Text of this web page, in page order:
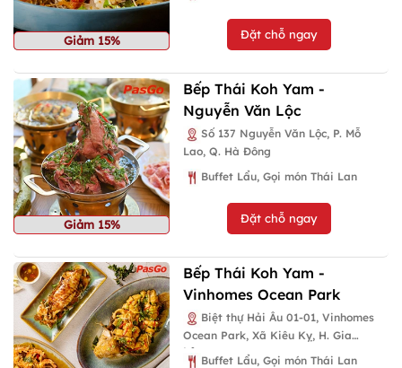
Giảm 15% Đặt chỗ ngay
Giảm 15%
Bếp Thái Koh Yam -
Nguyễn Văn Lộc
Số 137 Nguyễn Văn Lộc, P. Mỗ
Lao, Q. Hà Đông
Buffet Lẩu, Gọi món Thái Lan
Đặt chỗ ngay
Bếp Thái Koh Yam -
Vinhomes Ocean Park
Biệt thự Hải Âu 01-01, Vinhomes
Ocean Park, Xã Kiêu Kỵ, H. Gia
Lâm
Buffet Lẩu, Gọi món Thái Lan